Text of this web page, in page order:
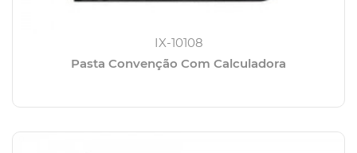
IX-10108
Pasta Convenção Com Calculadora